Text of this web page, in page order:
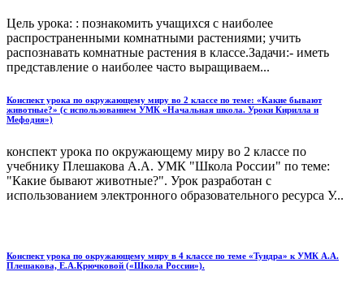
Цель урока: : познакомить учащихся с наиболее
распространенными комнатными растениями; учить
распознавать комнатные растения в классе.Задачи:- иметь
представление о наиболее часто выращиваем...
Конспект урока по окружающему миру во 2 классе по теме: «Какие бывают
животные?» (с использованием УМК «Начальная школа. Уроки Кирилла и
Мефодия»)
конспект урока по окружающему миру во 2 классе по
учебнику Плешакова А.А. УМК "Школа России" по теме:
"Какие бывают животные?". Урок разработан с
использованием электронного образовательного ресурса У...
Конспект урока по окружающему миру в 4 классе по теме «Тундра» к УМК А.А.
Плешакова, Е.А.Крючковой («Школа России»).